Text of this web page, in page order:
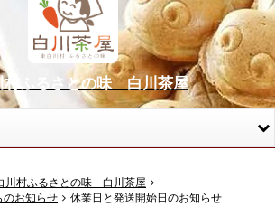
村ふるさとの味 白川茶屋
川村ふるさとの味 白川茶屋
のお知らせ
休業日と発送開始日のお知らせ